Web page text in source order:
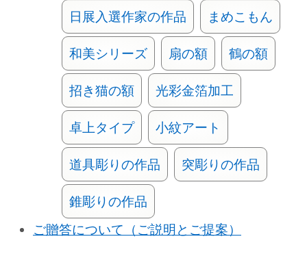
日展入選作家の作品 まめこもん
和美シリーズ 扇の額 鶴の額
招き猫の額 光彩金箔加工
卓上タイプ 小紋アート
道具彫りの作品 突彫りの作品
錐彫りの作品
ご贈答について（ご説明とご提案）